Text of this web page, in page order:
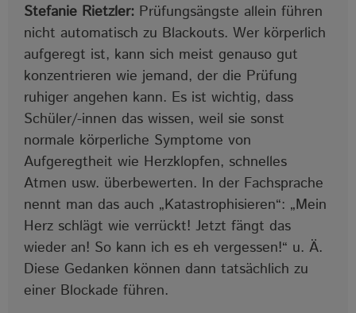
Stefanie Rietzler: Prüfungsängste allein führen
nicht automatisch zu Blackouts. Wer körperlich
aufgeregt ist, kann sich meist genauso gut
konzentrieren wie jemand, der die Prüfung
ruhiger angehen kann. Es ist wichtig, dass
Schüler/-innen das wissen, weil sie sonst
normale körperliche Symptome von
Aufgeregtheit wie Herzklopfen, schnelles
Atmen usw. überbewerten. In der Fachsprache
nennt man das auch „Katastrophisieren“: „Mein
Herz schlägt wie verrückt! Jetzt fängt das
wieder an! So kann ich es eh vergessen!“ u. Ä.
Diese Gedanken können dann tatsächlich zu
einer Blockade führen.